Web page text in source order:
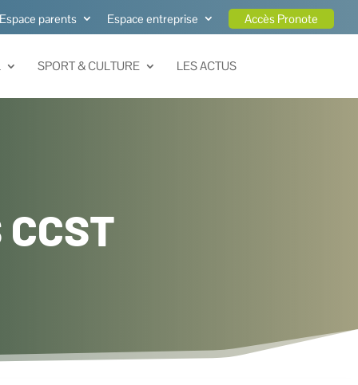
Espace parents Espace entreprise Accès Pronote
SPORT & CULTURE LES ACTUS